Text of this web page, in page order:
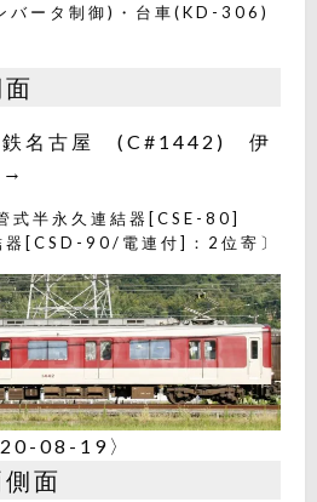
バータ制御)・台車(KD-306)
鉄名古屋 (C#1442) 伊
→
式半永久連結器[CSE-80]
[CSD-90/電連付]：2位寄〕
08-19〉
面